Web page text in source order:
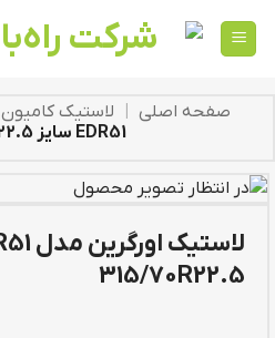
صفحه اصلی
لاستیک کامیون
EDR51 سایز 315/70R22.5
315/70R22.5